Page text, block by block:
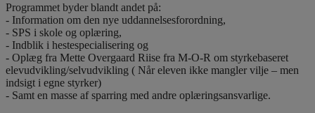
Programmet byder blandt andet på:
- Information om den nye uddannelsesforordning,
- SPS i skole og oplæring,
- Indblik i hestespecialisering og
- Oplæg fra Mette Overgaard Riise fra M-O-R om styrkebaseret
elevudvikling/selvudvikling ( Når eleven ikke mangler vilje – men
indsigt i egne styrker)
- Samt en masse af sparring med andre oplæringsansvarlige.